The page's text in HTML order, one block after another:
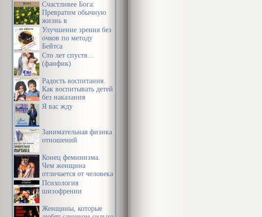
Счастливее Бога:
Превратим обычную
жизнь в
необыкновенное
приключение
Улучшение зрения без
очков по методу
Бейтса
Сто лет спустя…
(фанфик)
Радость воспитания.
Как воспитывать детей
без наказания
Я вас жду
Занимательная физика
отношений
Конец феминизма.
Чем женщина
отличается от человека
Психология
шизофрении
Женщины, которые